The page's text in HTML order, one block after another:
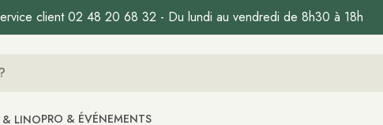
client 02 48 20 68 32 - Du lundi au vendredi de 8h30 à 18h
& LINOPRO & ÉVÉNEMENTS